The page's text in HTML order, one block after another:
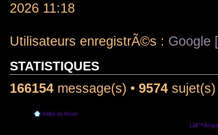
2026 11:18
Utilisateurs enregistrÃ©s : Google
STATISTIQUES
166154 message(s) • 9574
Index du forum